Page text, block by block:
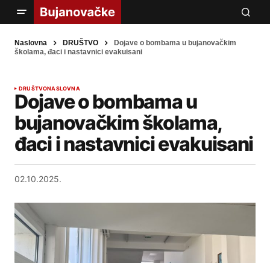
Naslovna DRUŠTVO
Dojave o bombama u bujanovačkim
školama, đaci i nastavnici evakuisani
DRUŠTVONASLOVNA
Dojave o bombama u
bujanovačkim školama,
đaci i nastavnici evakuisani
02.10.2025.